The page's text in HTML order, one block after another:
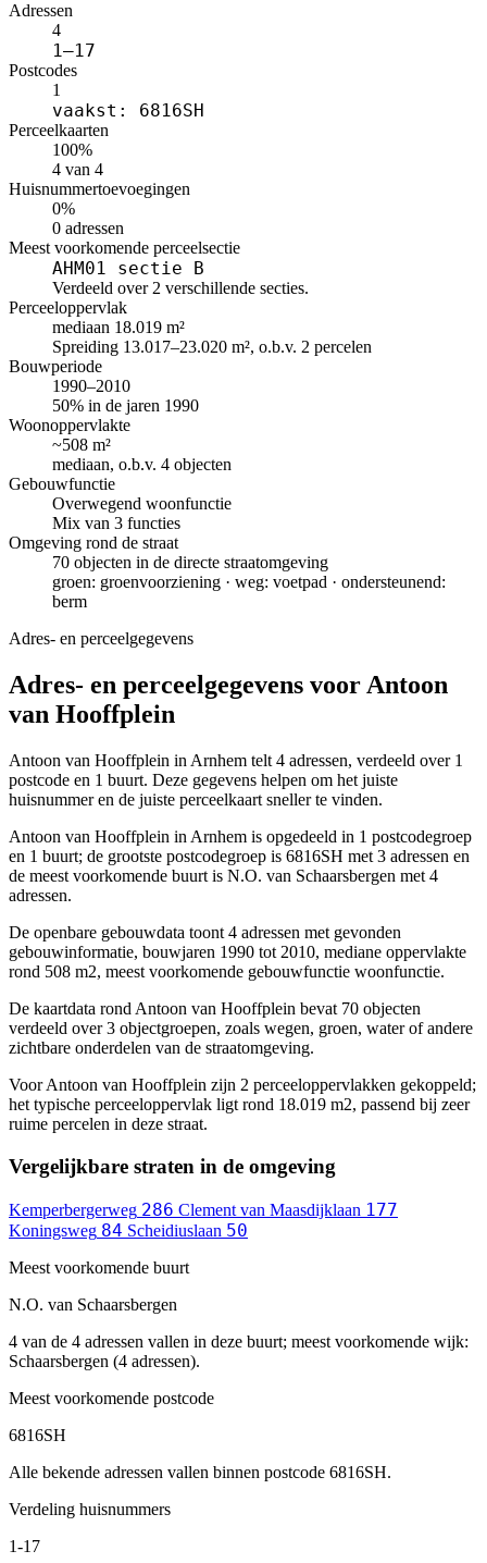
Adressen
4
1–17
Postcodes
1
vaakst: 6816SH
Perceelkaarten
100%
4 van 4
Huisnummertoevoegingen
0%
0 adressen
Meest voorkomende perceelsectie
AHM01 sectie B
Verdeeld over 2 verschillende secties.
Perceeloppervlak
mediaan 18.019 m²
Spreiding 13.017–23.020 m², o.b.v. 2 percelen
Bouwperiode
1990–2010
50% in de jaren 1990
Woonoppervlakte
~508 m²
mediaan, o.b.v. 4 objecten
Gebouwfunctie
Overwegend woonfunctie
Mix van 3 functies
Omgeving rond de straat
70 objecten in de directe straatomgeving
groen: groenvoorziening · weg: voetpad · ondersteunend:
berm
Adres- en perceelgegevens
Adres- en perceelgegevens voor Antoon
van Hooffplein
Antoon van Hooffplein in Arnhem telt 4 adressen, verdeeld over 1
postcode en 1 buurt. Deze gegevens helpen om het juiste
huisnummer en de juiste perceelkaart sneller te vinden.
Antoon van Hooffplein in Arnhem is opgedeeld in 1 postcodegroep
en 1 buurt; de grootste postcodegroep is 6816SH met 3 adressen en
de meest voorkomende buurt is N.O. van Schaarsbergen met 4
adressen.
De openbare gebouwdata toont 4 adressen met gevonden
gebouwinformatie, bouwjaren 1990 tot 2010, mediane oppervlakte
rond 508 m2, meest voorkomende gebouwfunctie woonfunctie.
De kaartdata rond Antoon van Hooffplein bevat 70 objecten
verdeeld over 3 objectgroepen, zoals wegen, groen, water of andere
zichtbare onderdelen van de straatomgeving.
Voor Antoon van Hooffplein zijn 2 perceeloppervlakken gekoppeld;
het typische perceeloppervlak ligt rond 18.019 m2, passend bij zeer
ruime percelen in deze straat.
Vergelijkbare straten in de omgeving
Kemperbergerweg 286 Clement van Maasdijklaan 177
Koningsweg 84 Scheidiuslaan 50
Meest voorkomende buurt
N.O. van Schaarsbergen
4 van de 4 adressen vallen in deze buurt; meest voorkomende wijk:
Schaarsbergen (4 adressen).
Meest voorkomende postcode
6816SH
Alle bekende adressen vallen binnen postcode 6816SH.
Verdeling huisnummers
1-17